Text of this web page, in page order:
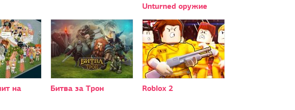
Unturned оружие
на
Битва за Трон Roblox 2